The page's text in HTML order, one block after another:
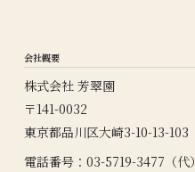
会社概要
株式会社 芳翠園
〒141-0032
東京都品川区大崎3-10-13-103
電話番号：03-5719-3477（代）